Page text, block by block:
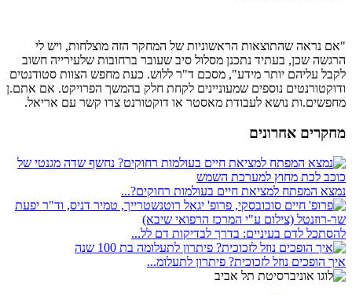
"אם נראה שהתוצאות הראשוניות של המחקר הזה מוצלחות, ויש לי
הרגשה שכן, בעתיד נתכנן מסלול סיב שעובר ברחובות שלעירייה חשוב
לקבל עליהם יותר מידע", מסכם ד"ר ללוש. כעת מחפש הצוות סטודנטים
ודוקטורנטים נוספים שמעוניינים לקחת חלק בהמשך הפרויקט. אם אתם.ן
מחפשים.ות נושא לעבודת מאסטר או דוקטורנט צרו קשר עם אריאל.
מחקרים אחרונים
נמצא המפתח למציאת חיים בעולמות רחוקים?...
להסתכל לדם בעיניים: בדרך לבדיקות דם לל...
איך הופכים נוזל לזכוכית? פיתרון לתעלומ...